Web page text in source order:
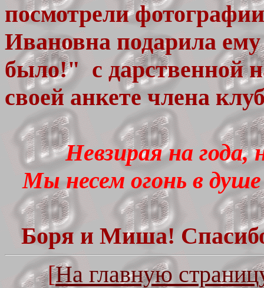
посмотрели
Ивановна подарила
было!" с дарственной
своей анкете члена
Невзирая на года,
Мы несем огонь в
Боря и Миша!
[На главную